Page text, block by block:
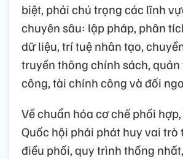
biệt, phải chú trọng các lĩnh
chuyên sâu: lập pháp, phân
dữ liệu, trí tuệ nhân tạo,
truyền thông chính sách,
công, tài chính công và đối
Về chuẩn hóa cơ chế phối
Quốc hội phải phát huy vai trò
điều phối, quy trình thống